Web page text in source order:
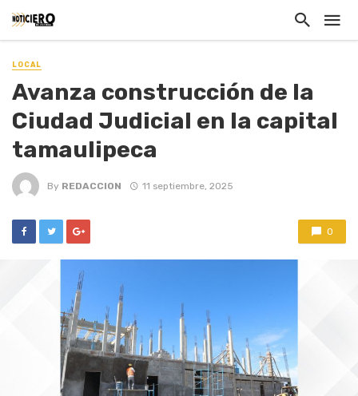
LOCAL
Avanza construcción de la
Ciudad Judicial en la capital
tamaulipeca
By REDACCION 11 septiembre, 2025
0